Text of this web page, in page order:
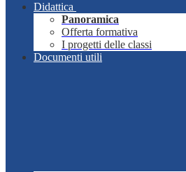
Didattica
Panoramica
Offerta formativa
I progetti delle classi
Documenti utili